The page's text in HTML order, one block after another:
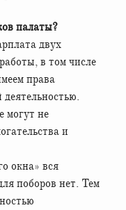
палаты?
двух
в том числе
права
могут не
и
окна» вся
поборов нет. Тем